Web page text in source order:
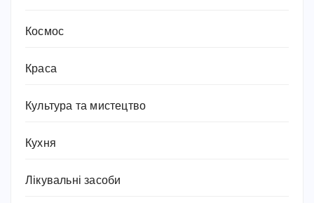
Космос
Краса
Культура та мистецтво
Кухня
Лікувальні засоби